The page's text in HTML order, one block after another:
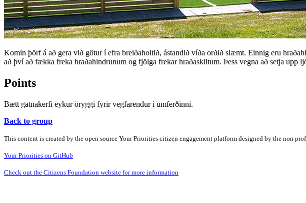
Komin þörf á að gera við götur í efra breiðaholtið, ástandið víða orðið slæmt. Einnig eru
að því að fækka freka hraðahindrunum og fjölga frekar hraðaskiltum. Þess vegna að setja upp
Points
Bætt gatnakerfi eykur öryggi fyrir vegfarendur í umferðinni.
Back to group
This content is created by the open source Your Priorities citizen engagement platform designed by the non
Your Priorities on GitHub
Check out the Citizens Foundation website for more information